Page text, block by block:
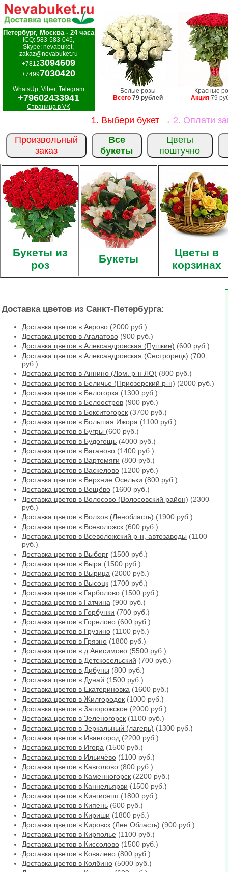
Петербург, Москва - 24 часа
ICQ: 583-583-045,
Skype: nevabuket,
zakaz@nevabuket.ru
+78123094609
+74997030420
WhatsUp, Viber, Telegram
+79602433941
Страница в VK
Белые розы
Всего 79 рублей
Красные
Акция 79
1. Выбери букет → 2. Оплати
Произвольный
заказ
Все
букеты
Цветы
поштучно
Букеты из
роз
Букеты
Цветы в
корзинах
Доставка цветов из Санкт-Петербурга:
Доставка цветов в Аврово (2000 руб.)
Доставка цветов в Агалатово (900 руб.)
Доставка цветов в Александровская (Пушкин) (600 руб.)
Доставка цветов в Александровская (Сестрорецк) (700
руб.)
Доставка цветов в Аннино (Лом. р-н ЛО) (800 руб.)
Доставка цветов в Беличье (Приозерский р-н) (2000 руб.)
Доставка цветов в Белогорка (1300 руб.)
Доставка цветов в Белоостров (900 руб.)
Доставка цветов в Бокситогорск (3700 руб.)
Доставка цветов в Большая Ижора (1100 руб.)
Доставка цветов в Бугры (600 руб.)
Доставка цветов в Будогощь (4000 руб.)
Доставка цветов в Ваганово (1400 руб.)
Доставка цветов в Вартемяги (800 руб.)
Доставка цветов в Васкелово (1200 руб.)
Доставка цветов в Верхние Осельки (800 руб.)
Доставка цветов в Вещёво (1600 руб.)
Доставка цветов в Волосово (Волосовский район) (2300
руб.)
Доставка цветов в Волхов (Ленобласть) (1900 руб.)
Доставка цветов в Всеволожск (600 руб.)
Доставка цветов в Всеволожский р-н, автозаводы (1100
руб.)
Доставка цветов в Выборг (1500 руб.)
Доставка цветов в Выра (1500 руб.)
Доставка цветов в Вырица (2000 руб.)
Доставка цветов в Высоцк (1700 руб.)
Доставка цветов в Гарболово (1500 руб.)
Доставка цветов в Гатчина (900 руб.)
Доставка цветов в Горбунки (700 руб.)
Доставка цветов в Горелово (600 руб.)
Доставка цветов в Грузино (1100 руб.)
Доставка цветов в Грязно (1800 руб.)
Доставка цветов в д Анисимово (5500 руб.)
Доставка цветов в Детскосельский (700 руб.)
Доставка цветов в Дибуны (800 руб.)
Доставка цветов в Дунай (1500 руб.)
Доставка цветов в Екатериновка (1600 руб.)
Доставка цветов в Жилгородок (1000 руб.)
Доставка цветов в Запорожское (2000 руб.)
Доставка цветов в Зеленогорск (1100 руб.)
Доставка цветов в Зеркальный (лагерь) (1300 руб.)
Доставка цветов в Ивангород (2200 руб.)
Доставка цветов в Игора (1500 руб.)
Доставка цветов в Ильичёво (1100 руб.)
Доставка цветов в Кавголово (800 руб.)
Доставка цветов в Каменногорск (2200 руб.)
Доставка цветов в Каннельярви (1500 руб.)
Доставка цветов в Кингисепп (1800 руб.)
Доставка цветов в Кипень (600 руб.)
Доставка цветов в Кириши (1800 руб.)
Доставка цветов в Кировск (Лен.Область) (900 руб.)
Доставка цветов в Кирполье (1100 руб.)
Доставка цветов в Киссолово (1500 руб.)
Доставка цветов в Ковалево (800 руб.)
Доставка цветов в Колбино (5000 руб.)